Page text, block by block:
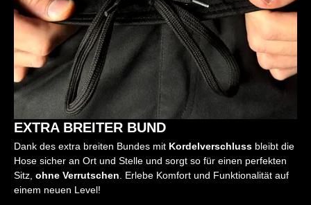
EXTRA BREITER BUND
Dank des extra breiten Bundes mit Kordelverschluss bleibt die
Hose sicher an Ort und Stelle und sorgt so für einen perfekten
Sitz, ohne Verrutschen. Erlebe Komfort und Funktionalität auf
einem neuen Level!